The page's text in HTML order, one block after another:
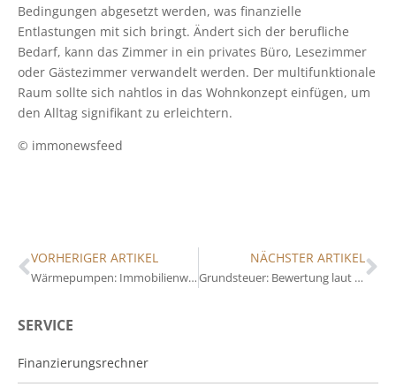
SERVICE
Finanzierungsrechner
Bedingungen abgesetzt werden, was finanzielle
Entlastungen mit sich bringt. Ändert sich der berufliche
Bedarf, kann das Zimmer in ein privates Büro, Lesezimmer
oder Gästezimmer verwandelt werden. Der multifunktionale
Raum sollte sich nahtlos in das Wohnkonzept einfügen, um
den Alltag signifikant zu erleichtern.
© immonewsfeed
VORHERIGER ARTIKEL
Wärmepumpen: Immobilienwert kann sich um über 40 Prozent erhöhen
NÄCHSTER ARTIKEL
Grundsteuer: Bewertung laut Gericht nicht zu beanstanden